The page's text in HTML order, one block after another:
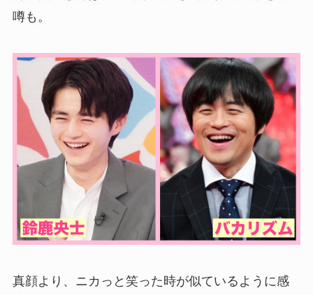
噂も。
真顔より、ニカっと笑った時が似ているように感